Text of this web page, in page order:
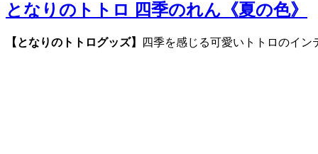
となりのトトロ 四季のれん《夏の色》
【となりのトトログッズ】 四季を感じる可愛いトトロのイン